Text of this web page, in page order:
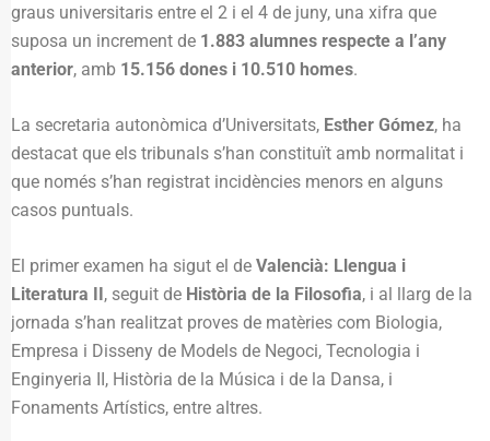
graus universitaris entre el 2 i el 4 de juny, una xifra que
suposa un increment de 1.883 alumnes respecte a l’any
anterior, amb 15.156 dones i 10.510 homes.
La secretaria autonòmica d’Universitats, Esther Gómez, ha
destacat que els tribunals s’han constituït amb normalitat i
que només s’han registrat incidències menors en alguns
casos puntuals.
El primer examen ha sigut el de Valencià: Llengua i
Literatura II, seguit de Història de la Filosofia, i al llarg de la
jornada s’han realitzat proves de matèries com Biologia,
Empresa i Disseny de Models de Negoci, Tecnologia i
Enginyeria II, Història de la Música i de la Dansa, i
Fonaments Artístics, entre altres.